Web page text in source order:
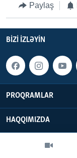
DillərPaylaş
BIZI IZLƏYIN
PROQRAMLAR
HAQQIMIZDA